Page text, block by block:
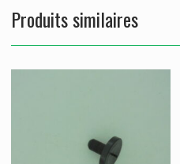
Produits similaires